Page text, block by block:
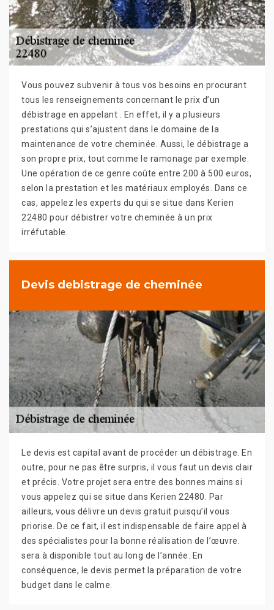
Vous pouvez subvenir à tous vos besoins en procurant
tous les renseignements concernant le prix d’un
débistrage en appelant . En effet, il y a plusieurs
prestations qui s’ajustent dans le domaine de la
maintenance de votre cheminée. Aussi, le débistrage a
son propre prix, tout comme le ramonage par exemple.
Une opération de ce genre coûte entre 200 à 500 euros,
selon la prestation et les matériaux employés. Dans ce
cas, appelez les experts du qui se situe dans Kerien
22480 pour débistrer votre cheminée à un prix
irréfutable.
Devis debistrage de cheminée
Le devis est capital avant de procéder un débistrage. En
outre, pour ne pas être surpris, il vous faut un devis clair
et précis. Votre projet sera entre des bonnes mains si
vous appelez qui se situe dans Kerien 22480. Par
ailleurs, vous délivre un devis gratuit puisqu’il vous
priorise. De ce fait, il est indispensable de faire appel à
des spécialistes pour la bonne réalisation de l’œuvre.
sera à disponible tout au long de l’année. En
conséquence, le devis permet la préparation de votre
budget dans le calme.